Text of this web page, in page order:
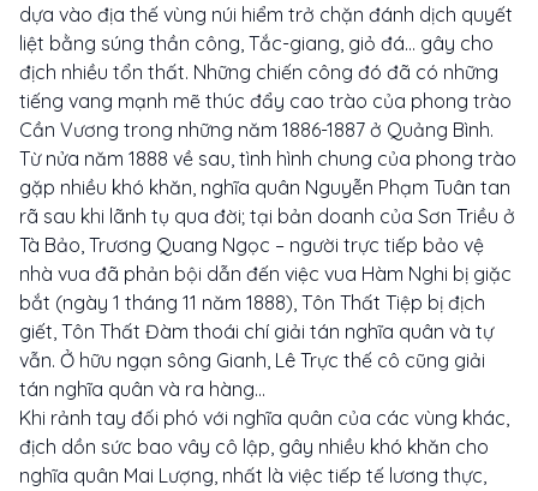
dựa vào địa thế vùng núi hiểm trở chặn đánh dịch quyết
liệt bằng súng thần công, Tắc-giang, giỏ đá… gây cho
địch nhiều tổn thất. Những chiến công đó đã có những
tiếng vang mạnh mẽ thúc đẩy cao trào của phong trào
Cần Vương trong những năm 1886-1887 ở Quảng Bình.
Từ nửa năm 1888 về sau, tình hình chung của phong trào
gặp nhiều khó khăn, nghĩa quân Nguyễn Phạm Tuân tan
rã sau khi lãnh tụ qua đời; tại bản doanh của Sơn Triều ở
Tà Bảo, Trương Quang Ngọc – người trực tiếp bảo vệ
nhà vua đã phản bội dẫn đến việc vua Hàm Nghi bị giặc
bắt (ngày 1 tháng 11 năm 1888), Tôn Thất Tiệp bị địch
giết, Tôn Thất Đàm thoái chí giải tán nghĩa quân và tự
vẫn. Ở hữu ngạn sông Gianh, Lê Trực thế cô cũng giải
tán nghĩa quân và ra hàng…
Khi rảnh tay đối phó với nghĩa quân của các vùng khác,
địch dồn sức bao vây cô lập, gây nhiều khó khăn cho
nghĩa quân Mai Lượng, nhất là việc tiếp tế lương thực,